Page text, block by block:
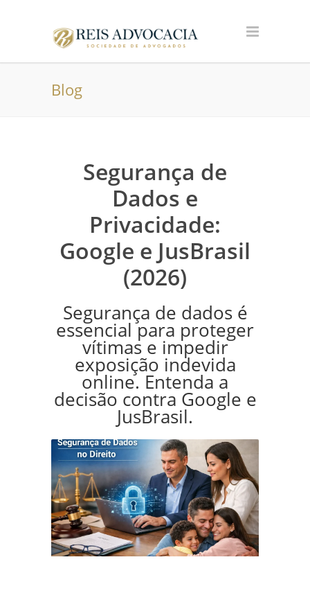
Blog
Segurança de
Dados e
Privacidade:
Google e JusBrasil
(2026)
Segurança de dados é
essencial para proteger
vítimas e impedir
exposição indevida
online. Entenda a
decisão contra Google e
JusBrasil.